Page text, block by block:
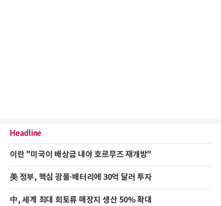
Headline
이란 "미국이 배상금 내야 호르무즈 재개방"
美 정부, 핵심 광물·배터리에 30억 달러 투자
中, 세계 최대 희토류 매장지 생산 50% 확대